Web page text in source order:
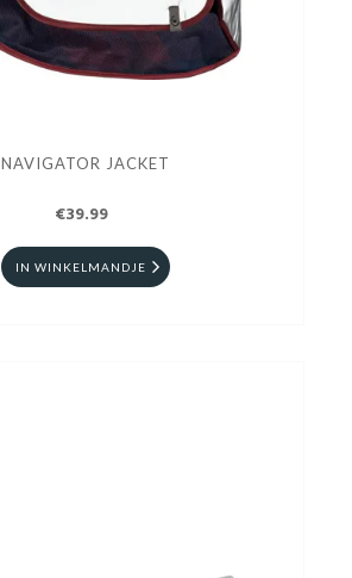
NAVIGATOR JACKET
€39.99
IN WINKELMANDJE